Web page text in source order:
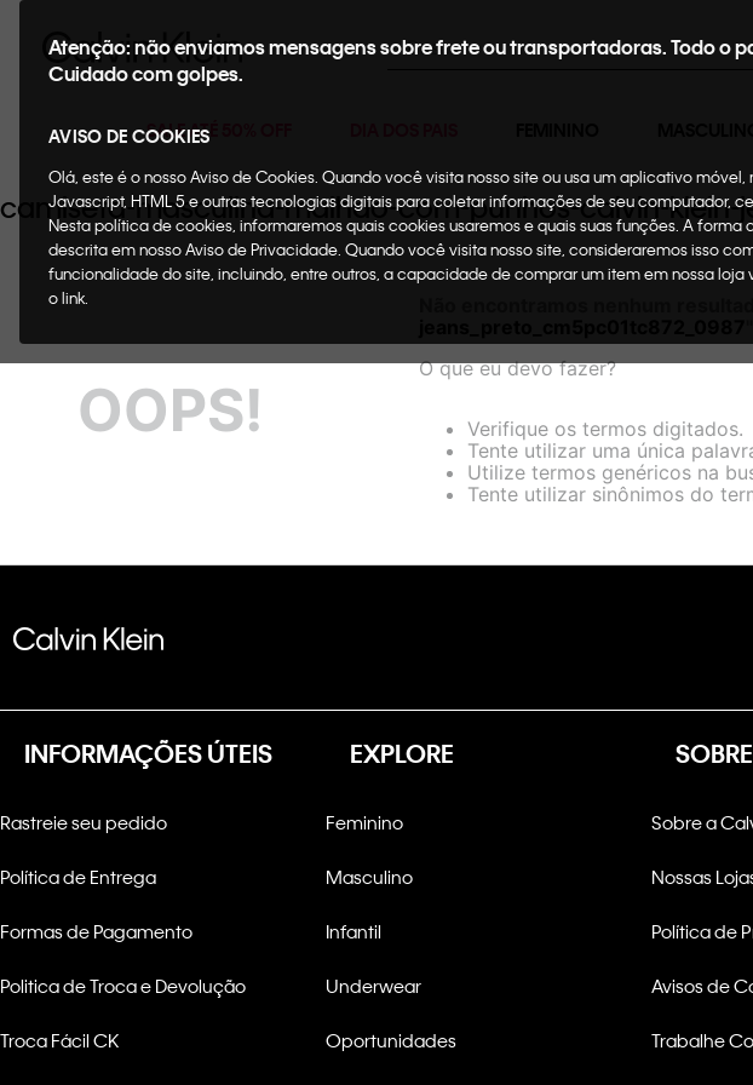
Buscar
SALE ATÉ 50% OFF
Atenção: não enviamos mensagens sobre frete ou transportadoras. Todo o
Cuidado com golpes.
AVISO DE COOKIES
Olá, este é o nosso Aviso de Cookies. Quando você visita nosso site ou usa um aplicativo
Javascript, HTML 5 e outras tecnologias digitais para coletar informações de seu computador,
Nesta política de cookies, informaremos quais cookies usaremos e quais suas funções. A
descrita em nosso Aviso de Privacidade. Quando você visita nosso site, consideraremos isso
funcionalidade do site, incluindo, entre outros, a capacidade de comprar um item em nossa
o link.
camiseta-masculina-malhao-com-punhos-calvin-klein-
OOPS!
O que eu devo fazer?
Verifique os termos digitados.
Tente utilizar uma única
Utilize termos genéricos na
Tente utilizar sinônimos do
INFORMAÇÕES ÚTEIS
Rastreie seu pedido
Política de Entrega
Formas de Pagamento
Politica de Troca e Devolução
Troca Fácil CK
EXPLORE
Feminino
Masculino
Infantil
Underwear
Oportunidades
SOBRE
Sobre a
Nossas
Política de
Avisos de
Trabalhe